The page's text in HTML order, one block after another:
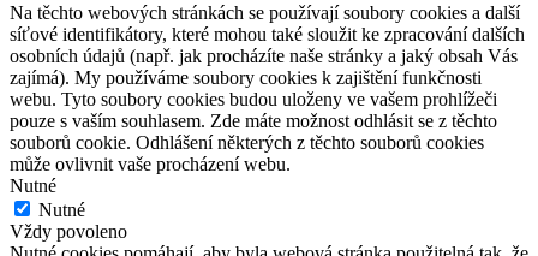
Na těchto webových stránkách se používají soubory cookies a další
síťové identifikátory, které mohou také sloužit ke zpracování dalších
osobních údajů (např. jak procházíte naše stránky a jaký obsah Vás
zajímá). My používáme soubory cookies k zajištění funkčnosti
webu. Tyto soubory cookies budou uloženy ve vašem prohlížeči
pouze s vaším souhlasem. Zde máte možnost odhlásit se z těchto
souborů cookie. Odhlášení některých z těchto souborů cookies
může ovlivnit vaše procházení webu.
Nutné
Nutné
Vždy povoleno